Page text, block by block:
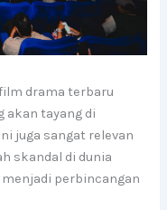
drama terbaru
akan tayang di
juga sangat relevan
skandal di dunia
perbincangan